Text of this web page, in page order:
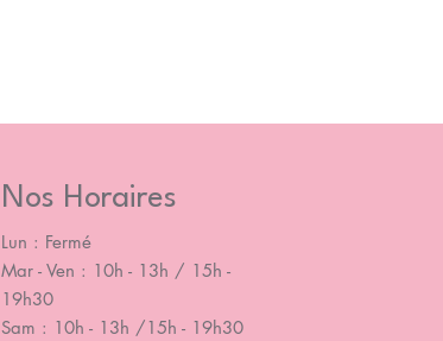
Nos Horaires
Lun : Fermé
Mar - Ven : 10h - 13h / 15h -
19h30
Sam : 10h - 13h /15h - 19h30